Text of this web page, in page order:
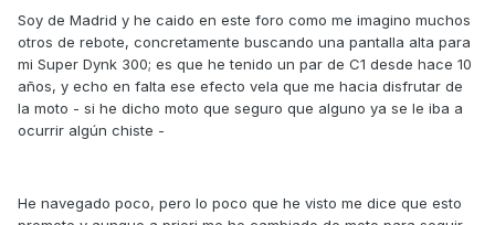
Soy de Madrid y he caido en este foro como me imagino muchos
otros de rebote, concretamente buscando una pantalla alta para
mi Super Dynk 300; es que he tenido un par de C1 desde hace 10
años, y echo en falta ese efecto vela que me hacia disfrutar de
la moto - si he dicho moto que seguro que alguno ya se le iba a
ocurrir algún chiste -
He navegado poco, pero lo poco que he visto me dice que esto